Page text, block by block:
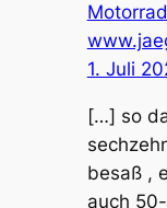
1. Juli
[…] so
besaß ,
auch